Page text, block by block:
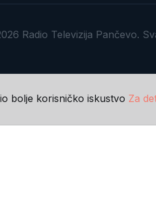
Radio Televizija Pančevo.
bolje korisničko iskustvo Za